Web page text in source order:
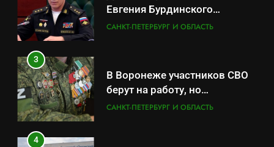
Евгения Бурдинского
оказывает платные услуги по
САНКТ-ПЕТЕРБУРГ И ОБЛАСТЬ
3
В Воронеже участников СВО
берут на работу, но
удержаться удаётся не всем
САНКТ-ПЕТЕРБУРГ И ОБЛАСТЬ
4